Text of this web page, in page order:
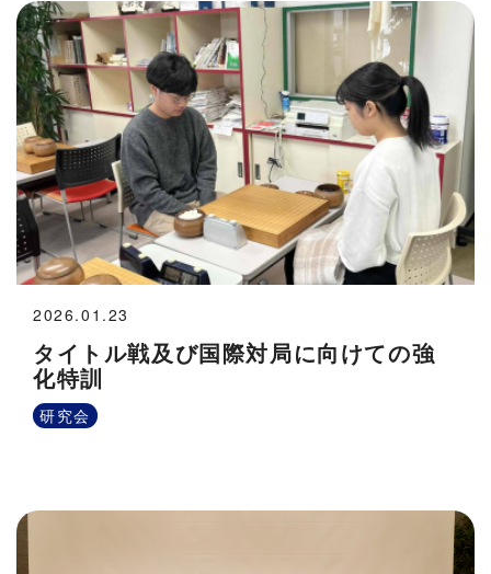
タイトル戦及び国際対局に向けての強
化特訓
2026.01.23
研究会